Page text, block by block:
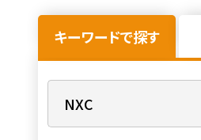
キーワードで探す